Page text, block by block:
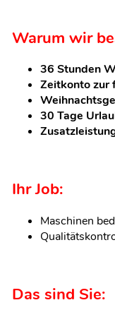
Warum wir
36 Stunden
Zeitkonto zur
30 Tage
Ihr Job:
Maschinen
Das sind Sie: